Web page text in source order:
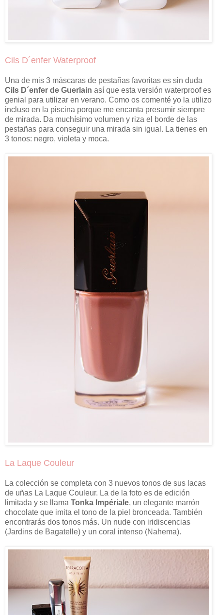
Cils D´enfer Waterproof
Una de mis 3 máscaras de pestañas favoritas es sin duda
Cils D´enfer de Guerlain así que esta versión waterproof es
genial para utilizar en verano. Como os comenté yo la utilizo
incluso en la piscina porque me encanta presumir siempre
de mirada. Da muchísimo volumen y riza el borde de las
pestañas para conseguir una mirada sin igual. La tienes en
3 tonos: negro, violeta y moca.
La Laque Couleur
La colección se completa con 3 nuevos tonos de sus lacas
de uñas La Laque Couleur. La de la foto es de edición
limitada y se llama Tonka Impériale, un elegante marrón
chocolate que imita el tono de la piel bronceada. También
encontrarás dos tonos más. Un nude con iridiscencias
(Jardins de Bagatelle) y un coral intenso (Nahema).